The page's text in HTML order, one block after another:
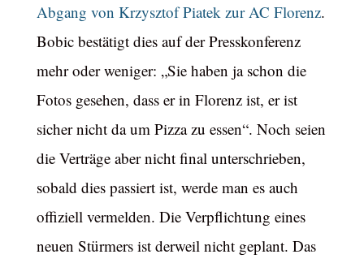
Abgang von Krzysztof Piatek zur AC Florenz.
Bobic bestätigt dies auf der Presskonferenz
mehr oder weniger: „Sie haben ja schon die
Fotos gesehen, dass er in Florenz ist, er ist
sicher nicht da um Pizza zu essen“. Noch seien
die Verträge aber nicht final unterschrieben,
sobald dies passiert ist, werde man es auch
offiziell vermelden. Die Verpflichtung eines
neuen Stürmers ist derweil nicht geplant. Das